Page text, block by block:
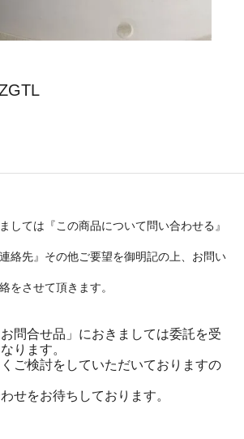
しては『この商品について問い合わせる』
絡先』その他ご要望を御明記の上、お問い
をさせて頂きます。
問合せ品」におきましては委託を受
ります。
ご検討をしていただいておりますの
せをお待ちしております。